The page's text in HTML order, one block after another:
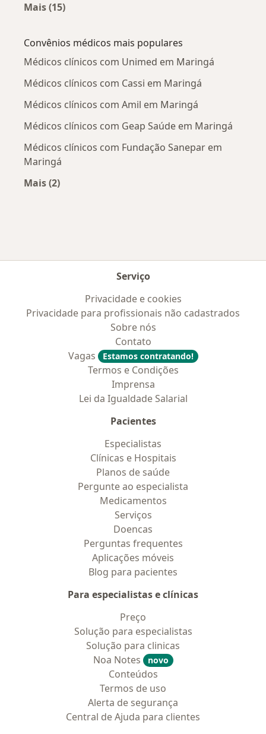
Mais (15)
Convênios médicos mais populares
Médicos clínicos com Unimed em Maringá
Médicos clínicos com Cassi em Maringá
Médicos clínicos com Amil em Maringá
Médicos clínicos com Geap Saúde em Maringá
Médicos clínicos com Fundação Sanepar em
Maringá
Mais (2)
Serviço
Privacidade e cookies
Privacidade para profissionais não cadastrados
Sobre nós
Contato
Vagas
Estamos contratando!
Termos e Condições
Imprensa
Lei da Igualdade Salarial
Pacientes
Especialistas
Clínicas e Hospitais
Planos de saúde
Pergunte ao especialista
Medicamentos
Serviços
Doencas
Perguntas frequentes
Aplicações móveis
Blog para pacientes
Para especialistas e clínicas
Preço
Solução para especialistas
Solução para clinicas
Noa Notes
novo
Conteúdos
Termos de uso
Alerta de segurança
Central de Ajuda para clientes